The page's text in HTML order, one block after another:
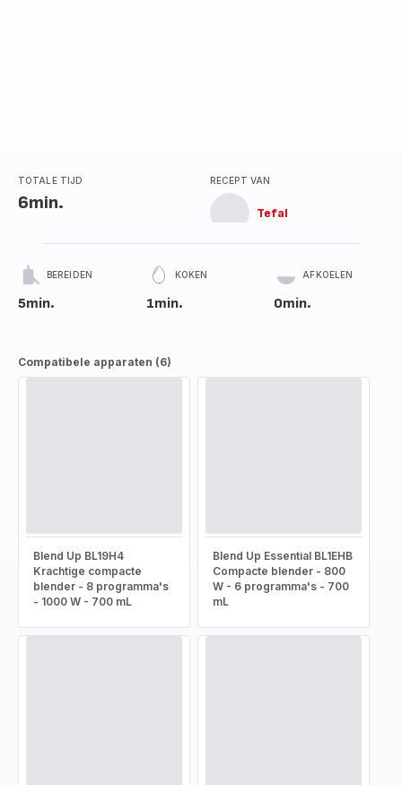
TOTALE TIJD
6min.
RECEPT VAN
Tefal
BEREIDEN
5min.
KOKEN
1min.
AFKOELEN
0min.
Compatibele apparaten (6)
Blend Up BL19H4
Krachtige compacte
blender - 8 programma's
- 1000 W - 700 mL
Blend Up Essential BL1EHB
Compacte blender - 800
W - 6 programma's - 700
mL